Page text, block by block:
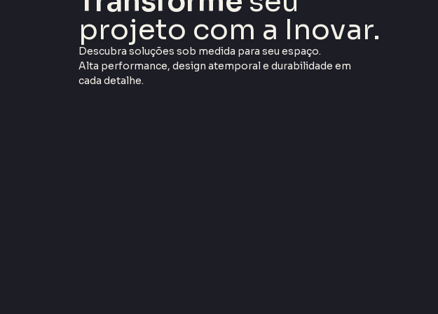
projeto com a Inovar.
Descubra soluções sob medida para seu espaço.
Alta performance, design atemporal e durabilidade em
cada detalhe.